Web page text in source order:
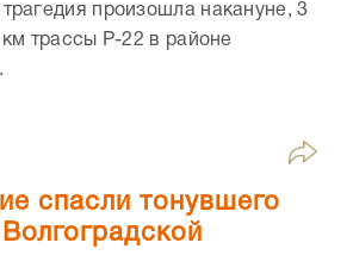
произошла накануне, 3
км трассы Р-22 в районе
спасли тонувшего